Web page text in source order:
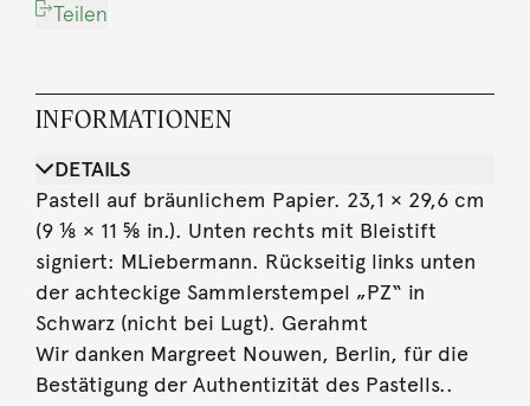
Teilen
INFORMATIONEN
DETAILS
Pastell auf bräunlichem Papier. 23,1 × 29,6 cm
(9 ⅛ × 11 ⅝ in.). Unten rechts mit Bleistift
signiert: MLiebermann. Rückseitig links unten
der achteckige Sammlerstempel „PZ“ in
Schwarz (nicht bei Lugt). Gerahmt
Wir danken Margreet Nouwen, Berlin, für die
Bestätigung der Authentizität des Pastells..